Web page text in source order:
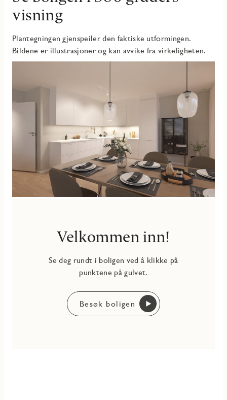
visning
Plantegningen gjenspeiler den faktiske utformingen.
Bildene er illustrasjoner og kan avvike fra virkeligheten.
Velkommen inn!
Se deg rundt i boligen ved å klikke på
punktene på gulvet.
Besøk boligen